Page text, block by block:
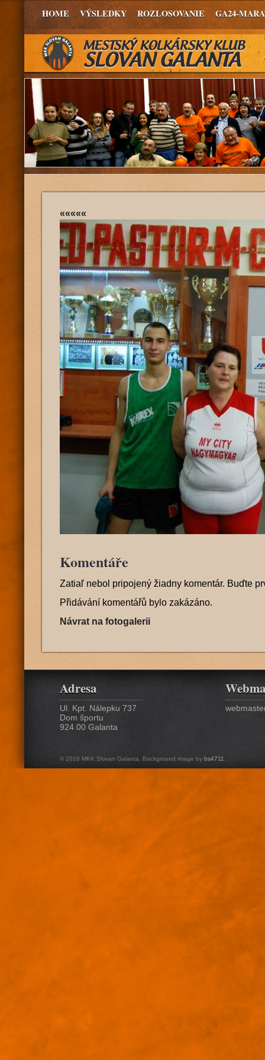
HOME VÝSLEDKY ROZLOSOVANIE GA24-
«««««
Komentáře
Zatiaľ nebol pripojený žiadny komentár. Buďte
Přidávání komentářů bylo zakázáno.
Návrat na fotogalerii
Adresa
Ul. Kpt. Nálepku 737
Dom športu
924 00 Galanta
© 2016 MKK Slovan Galanta. Background image by bs4711